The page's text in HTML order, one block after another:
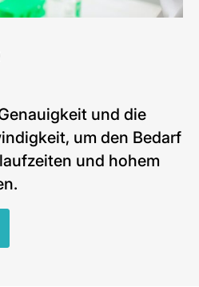
und die
um den Bedarf
und hohem